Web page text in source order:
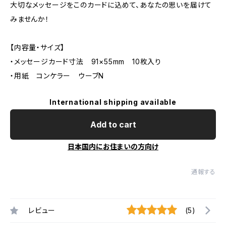
大切なメッセージをこのカードに込めて、あなたの思いを届けて
みませんか！
【内容量・サイズ】
・メッセージカード寸法 91×55mm 10枚入り
・用紙 コンケラー ウーブN
International shipping available
Add to cart
日本国内にお住まいの方向け
通報する
レビュー (5)